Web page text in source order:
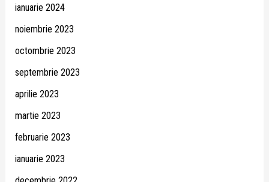
ianuarie 2024
noiembrie 2023
octombrie 2023
septembrie 2023
aprilie 2023
martie 2023
februarie 2023
ianuarie 2023